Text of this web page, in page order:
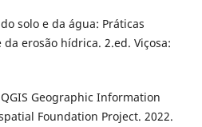
do solo e da água: Práticas
erosão hídrica. 2.ed. Viçosa:
Geographic Information
Foundation Project. 2022.